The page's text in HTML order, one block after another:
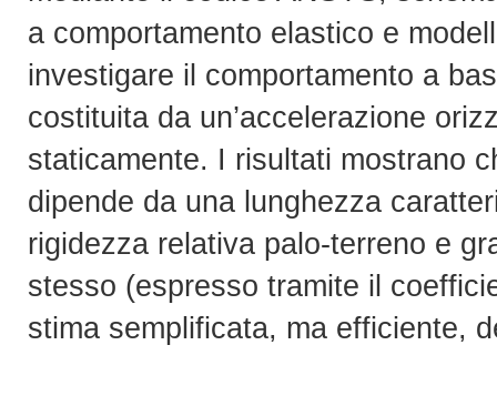
a comportamento elastico e
investigare il comportamento a
costituita da un’accelerazione
staticamente. I risultati mostrano
dipende da una lunghezza
rigidezza relativa palo-terreno e
stesso (espresso tramite il
stima semplificata, ma efficiente,